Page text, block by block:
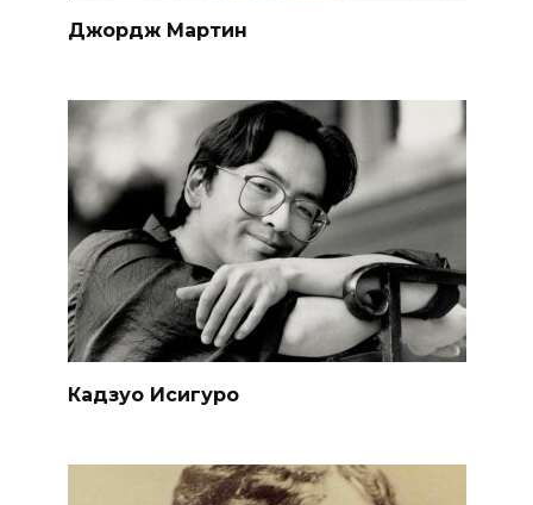
Джордж Мартин
Кадзуо Исигуро